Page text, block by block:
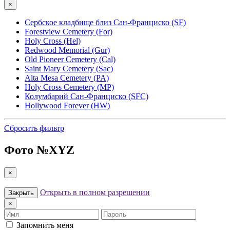
×
Сербское кладбище близ Сан-Франциско (SF)
Forestview Cemetery (For)
Holy Cross (Hel)
Redwood Memorial (Gur)
Old Pioneer Cemetery (Cal)
Saint Mary Cemetery (Sac)
Alta Mesa Cemetery (PA)
Holy Cross Cemetery (MP)
Колумбарий Сан-Франциско (SFC)
Hollywood Forever (HW)
Сбросить фильтр
Фото №XYZ
×
Закрыть Открыть в полном разрешении
×
Имя
Пароль
Запомнить меня